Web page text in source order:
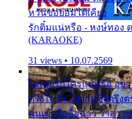
หวั่นขอยอมได้เคียง
รักติ๋มแน่หรือ - หงษ์ทอง
(KARAOKE)
31 views • 10.07.2569
ไม่เคยรักใครแน่หรือ อย
ตรึงใจ ติ๋มใช่งามซึ้งตรึง
คนเขาลืออื้อฉาว ว่าสาว